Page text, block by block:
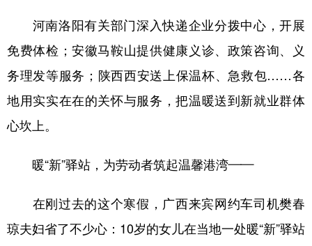
河南洛阳有关部门深入快递企业分拨中心，开展
免费体检；安徽马鞍山提供健康义诊、政策咨询、义
务理发等服务；陕西西安送上保温杯、急救包……各
地用实实在在的关怀与服务，把温暖送到新就业群体
心坎上。
暖“新”驿站，为劳动者筑起温馨港湾——
在刚过去的这个寒假，广西来宾网约车司机樊春
琼夫妇省了不少心：10岁的女儿在当地一处暖“新”驿站